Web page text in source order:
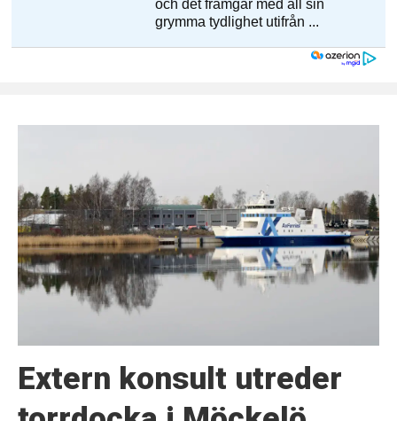
Extern konsult utreder